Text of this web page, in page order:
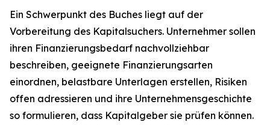
Ein Schwerpunkt des Buches liegt auf der
Vorbereitung des Kapitalsuchers. Unternehmer sollen
ihren Finanzierungsbedarf nachvollziehbar
beschreiben, geeignete Finanzierungsarten
einordnen, belastbare Unterlagen erstellen, Risiken
offen adressieren und ihre Unternehmensgeschichte
so formulieren, dass Kapitalgeber sie prüfen können.